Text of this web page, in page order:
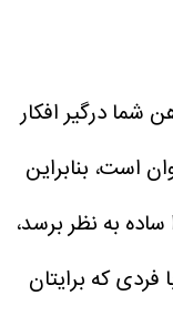
درگیر افکار
است، بنابراین
به نظر برسد،
که برایتان